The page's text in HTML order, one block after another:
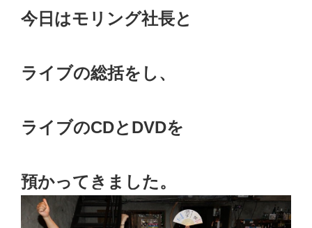
今日はモリング社長と
ライブの総括をし、
ライブのCDとDVDを
預かってきました。